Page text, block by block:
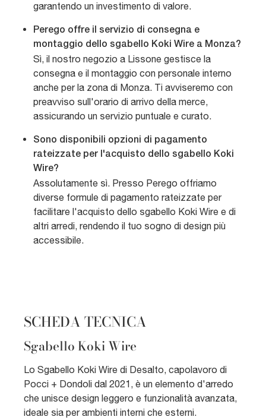
garantendo un investimento di valore.
Perego offre il servizio di consegna e
montaggio dello sgabello Koki Wire a Monza?
Sì, il nostro negozio a Lissone gestisce la
consegna e il montaggio con personale interno
anche per la zona di Monza. Ti avviseremo con
preavviso sull'orario di arrivo della merce,
assicurando un servizio puntuale e curato.
Sono disponibili opzioni di pagamento
rateizzate per l'acquisto dello sgabello Koki
Wire?
Assolutamente sì. Presso Perego offriamo
diverse formule di pagamento rateizzate per
facilitare l'acquisto dello sgabello Koki Wire e di
altri arredi, rendendo il tuo sogno di design più
accessibile.
SCHEDA TECNICA
Sgabello Koki Wire
Lo Sgabello Koki Wire di Desalto, capolavoro di
Pocci + Dondoli dal 2021, è un elemento d'arredo
che unisce design leggero e funzionalità avanzata,
ideale sia per ambienti interni che esterni.